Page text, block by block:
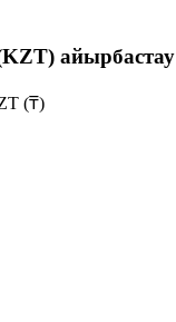
айырбастау
(₸)